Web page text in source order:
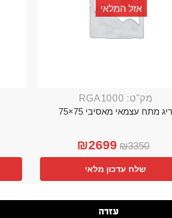
אזל המלאי
מק"ט: RGA1000
ריג מתח עצמאי מאסיבי 75×75
₪3350
₪2699
שלח עדכון מלאי
עזרה